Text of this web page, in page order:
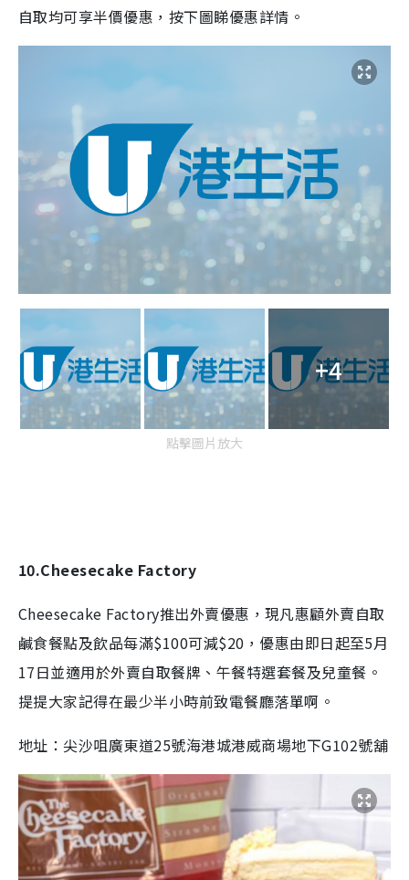
自取均可享半價優惠，按下圖睇優惠詳情。
+4
點擊圖片放大
10.Cheesecake Factory
Cheesecake Factory推出外賣優惠，現凡惠顧外賣自取
鹹食餐點及飲品每滿$100可減$20，優惠由即日起至5月
17日並適用於外賣自取餐牌、午餐特選套餐及兒童餐。
提提大家記得在最少半小時前致電餐廳落單啊。
地址：尖沙咀廣東道25號海港城港威商場地下G102號舖